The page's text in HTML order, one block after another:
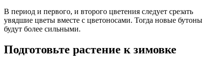
В период и первого, и второго цветения следует срезать
увядшие цветы вместе с цветоносами. Тогда новые бутоны
будут более сильными.
Подготовьте растение к зимовке